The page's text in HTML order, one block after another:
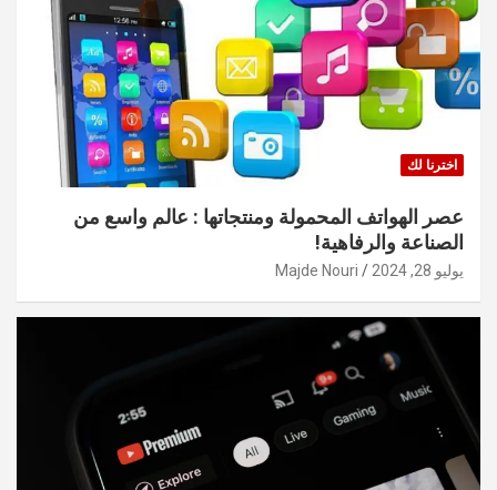
اخترنا لك
عصر الهواتف المحمولة ومنتجاتها : عالم واسع من
الصناعة والرفاهية!
يوليو 28, 2024 Majde Nouri